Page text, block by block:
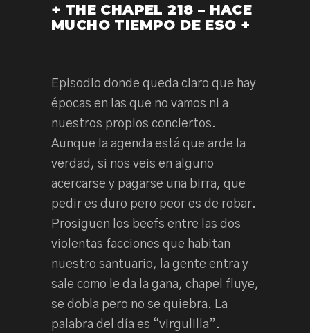
+ THE CHAPEL 218 – HACE
MUCHO TIEMPO DE ESO +
Episodio donde queda claro que hay
épocas en las que no vamos ni a
nuestros propios conciertos.
Aunque la agenda está que arde la
verdad, si nos veis en alguno
acercarse y pagarse una birra, que
pedir es duro pero peor es de robar.
Prosiguen los beefs entre las dos
violentas facciones que habitan
nuestro santuario, la gente entra y
sale como le da la gana, chapel fluye,
se dobla pero no se quiebra. La
palabra del día es “virgulilla”.